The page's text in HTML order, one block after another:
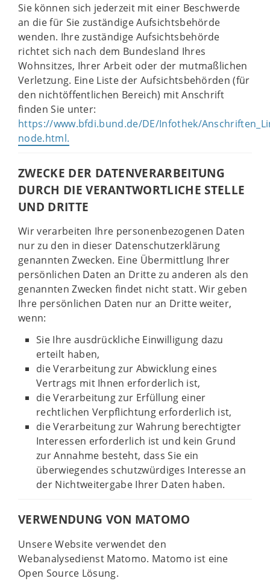
Sie können sich jederzeit mit einer Beschwerde
an die für Sie zuständige Aufsichtsbehörde
wenden. Ihre zuständige Aufsichtsbehörde
richtet sich nach dem Bundesland Ihres
Wohnsitzes, Ihrer Arbeit oder der mutmaßlichen
Verletzung. Eine Liste der Aufsichtsbehörden (für
den nichtöffentlichen Bereich) mit Anschrift
finden Sie unter:
https://www.bfdi.bund.de/DE/Infothek/
node.html.
ZWECKE DER DATENVERARBEITUNG
DURCH DIE VERANTWORTLICHE STELLE
UND DRITTE
Wir verarbeiten Ihre personenbezogenen Daten
nur zu den in dieser Datenschutzerklärung
genannten Zwecken. Eine Übermittlung Ihrer
persönlichen Daten an Dritte zu anderen als den
genannten Zwecken findet nicht statt. Wir geben
Ihre persönlichen Daten nur an Dritte weiter,
wenn:
Sie Ihre ausdrückliche Einwilligung dazu
erteilt haben,
die Verarbeitung zur Abwicklung eines
Vertrags mit Ihnen erforderlich ist,
die Verarbeitung zur Erfüllung einer
rechtlichen Verpflichtung erforderlich ist,
die Verarbeitung zur Wahrung berechtigter
Interessen erforderlich ist und kein Grund
zur Annahme besteht, dass Sie ein
überwiegendes schutzwürdiges Interesse an
der Nichtweitergabe Ihrer Daten haben.
VERWENDUNG VON MATOMO
Unsere Website verwendet den
Webanalysedienst Matomo. Matomo ist eine
Open Source Lösung.